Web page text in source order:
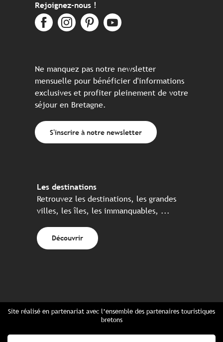
Rejoignez-nous !
Ne manquez pas notre newsletter
mensuelle pour bénéficier d'informations
exclusives et profiter pleinement de votre
séjour en Bretagne.
S'inscrire à notre newsletter
Les destinations
Retrouvez les destinations, les grandes
villes, les îles, les immanquables, ...
Découvrir
Site réalisé en partenariat avec l’ensemble des partenaires touristiques
bretons